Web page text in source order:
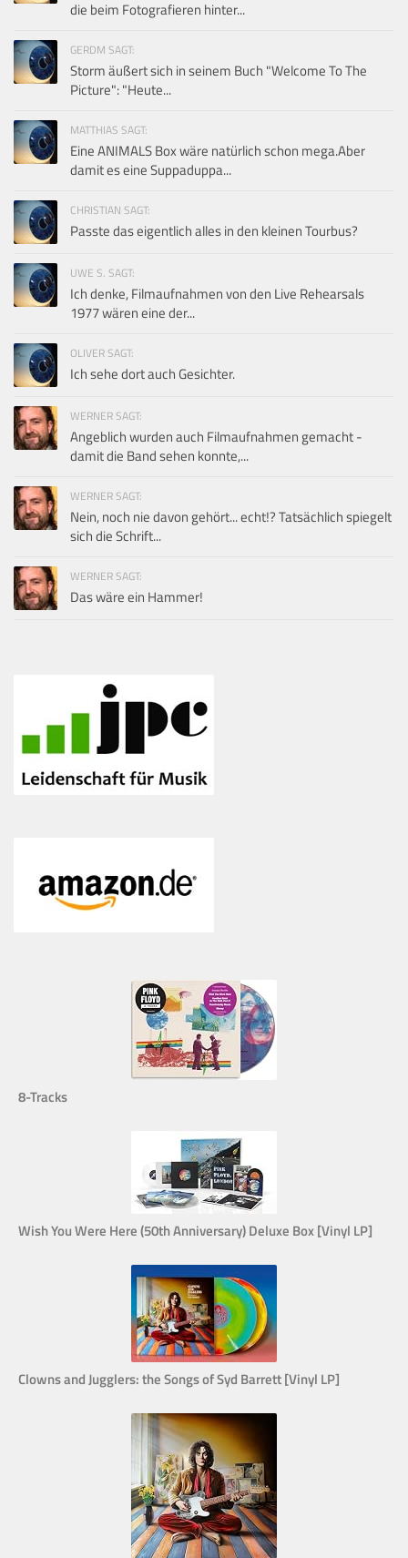
die beim Fotografieren hinter...
GERDM SAGT:
Storm äußert sich in seinem Buch "Welcome To The
Picture": "Heute...
MATTHIAS SAGT:
Eine ANIMALS Box wäre natürlich schon mega.Aber
damit es eine Suppaduppa...
CHRISTIAN SAGT:
Passte das eigentlich alles in den kleinen Tourbus?
UWE S. SAGT:
Ich denke, Filmaufnahmen von den Live Rehearsals
1977 wären eine der...
OLIVER SAGT:
Ich sehe dort auch Gesichter.
WERNER SAGT:
Angeblich wurden auch Filmaufnahmen gemacht -
damit die Band sehen konnte,...
WERNER SAGT:
Nein, noch nie davon gehört... echt!? Tatsächlich spiegelt
sich die Schrift...
WERNER SAGT:
Das wäre ein Hammer!
8-Tracks
Wish You Were Here (50th Anniversary) Deluxe Box [Vinyl LP]
Clowns and Jugglers: the Songs of Syd Barrett [Vinyl LP]